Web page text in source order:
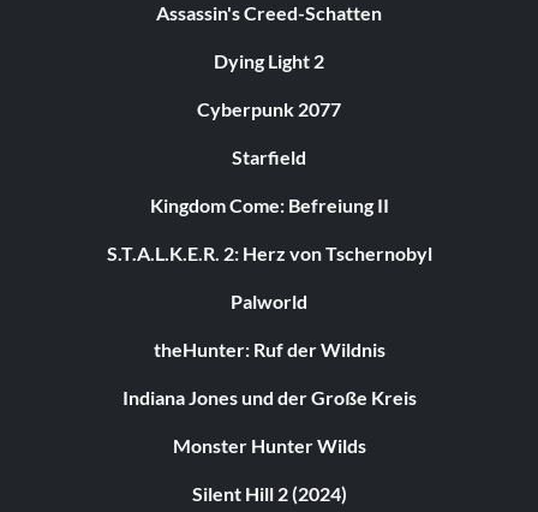
Assassin's Creed-Schatten
Dying Light 2
Cyberpunk 2077
Starfield
Kingdom Come: Befreiung II
S.T.A.L.K.E.R. 2: Herz von Tschernobyl
Palworld
theHunter: Ruf der Wildnis
Indiana Jones und der Große Kreis
Monster Hunter Wilds
Silent Hill 2 (2024)